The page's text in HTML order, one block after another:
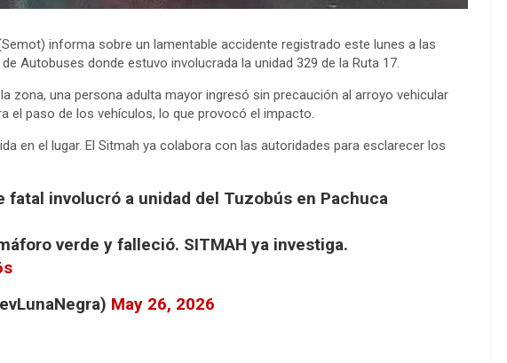
informa sobre un lamentable accidente registrado este lunes a las
Autobuses donde estuvo involucrada la unidad 329 de la Ruta 17.
zona, una persona adulta mayor ingresó sin precaución al arroyo vehicular
el paso de los vehículos, lo que provocó el impacto.
en el lugar. El Sitmah ya colabora con las autoridades para esclarecer los
fatal involucró a unidad del Tuzobús en Pachuca
verde y falleció. SITMAH ya investiga.
May 26, 2026